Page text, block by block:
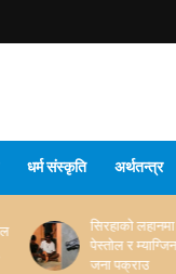
धर्म संस्कृति अर्थतन्त्र
सिरहाको लहानमा अवैध
पेस्तोल र म्याग्जिनसहित तीन
जना पक्राउ